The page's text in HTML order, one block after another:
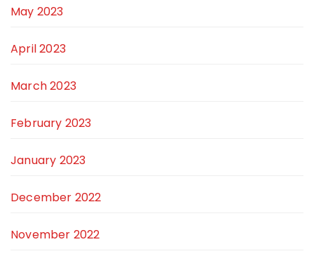
May 2023
April 2023
March 2023
February 2023
January 2023
December 2022
November 2022